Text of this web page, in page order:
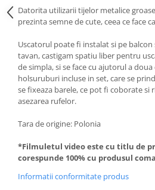
Datorita utilizarii tijelor metalice
prezinta semne de cute, ceea ce face
Uscatorul poate fi instalat si pe
tavan, castigam spatiu liber pentru
de simpla, si se face cu ajutorul a
holsuruburi incluse in set, care se
se fixeaza barele, ce pot fi coborate
asezarea rufelor.
Tara de origine: Polonia
*Filmuletul video este cu titlu de
corespunde 100% cu produsul
Informatii conformitate produs